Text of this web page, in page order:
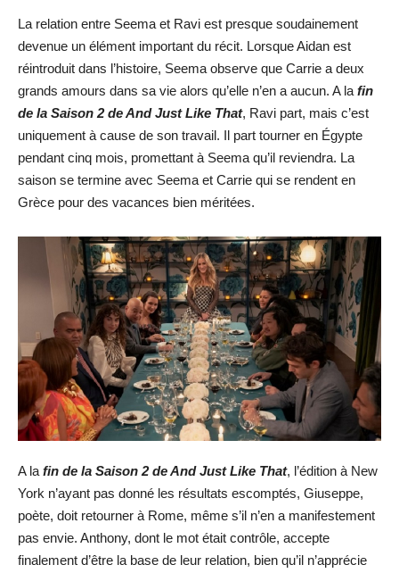
La relation entre Seema et Ravi est presque soudainement
devenue un élément important du récit. Lorsque Aidan est
réintroduit dans l’histoire, Seema observe que Carrie a deux
grands amours dans sa vie alors qu’elle n’en a aucun. A la fin
de la Saison 2 de And Just Like That, Ravi part, mais c’est
uniquement à cause de son travail. Il part tourner en Égypte
pendant cinq mois, promettant à Seema qu’il reviendra. La
saison se termine avec Seema et Carrie qui se rendent en
Grèce pour des vacances bien méritées.
A la fin de la Saison 2 de And Just Like That, l’édition à New
York n’ayant pas donné les résultats escomptés, Giuseppe,
poète, doit retourner à Rome, même s’il n’en a manifestement
pas envie. Anthony, dont le mot était contrôle, accepte
finalement d’être la base de leur relation, bien qu’il n’apprécie